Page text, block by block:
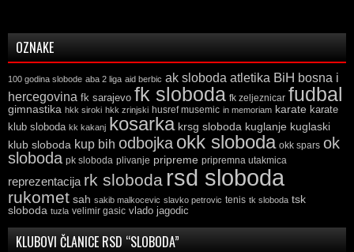
OZNAKE
100 godina slobode aba 2 liga aid berbic ak sloboda atletika BiH bosna i
hercegovina fk sarajevo fk sloboda fk zeljeznicar fudbal
gimnastika hkk siroki hkk zrinjski husref musemic in memoriam karate karate
klub sloboda kk kakanj kosarka krsg sloboda kuglanje kuglaski
klub sloboda kup bih odbojka okk sloboda okk spars ok
sloboda pk sloboda plivanje pripreme pripremna utakmica
reprezentacija rk sloboda rsd sloboda
rukomet sah sakib malkocevic slavko petrovic tenis tk sloboda tsk
sloboda tuzla velimir gasic vlado jagodic
KLUBOVI ČLANICE RSD “SLOBODA”